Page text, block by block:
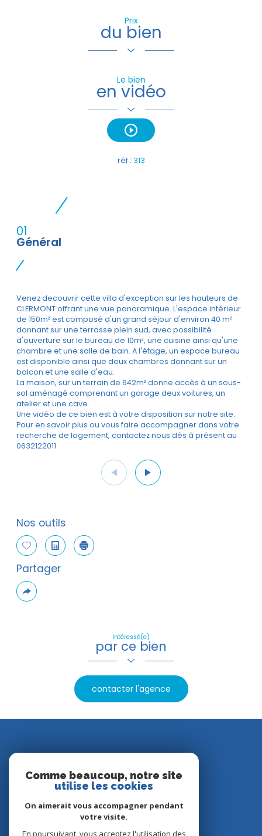
Prix
du bien
Le bien
en vidéo
réf : 313
01
Général
Venez decouvrir cette villa d'exception sur les hauteurs de
CLERMONT offrant une vue panoramique. L'espace intérieur
de 150m² est composé d'un grand séjour d'environ 40 m²
donnant sur une terrasse plein sud, avec possibilité
d'ouverture sur le bureau de 10m², une cuisine ainsi qu'une
chambre et une salle de bain. A l'étage, un espace bureau
est disponible ainsi que deux chambres donnant sur un
balcon et une salle d'eau.
La maison, sur un terrain de 642m² donne accès à un sous-
sol aménagé comprenant un garage deux voitures, un
atelier et une cave.
Une vidéo de ce bien est à votre disposition sur notre site.
Pour en savoir plus ou vous faire accompagner dans votre
recherche de logement, contactez nous dès à présent au
0632122011.
Nos outils
Sélectionner
Calculatrice
Imprimer
Partager
Plus
de
Intéressé(e)
par ce bien
contacter l'agence
Comme beaucoup, notre site
utilise les cookies
On aimerait vous accompagner pendant
votre visite.
En poursuivant, vous acceptez l'utilisation des